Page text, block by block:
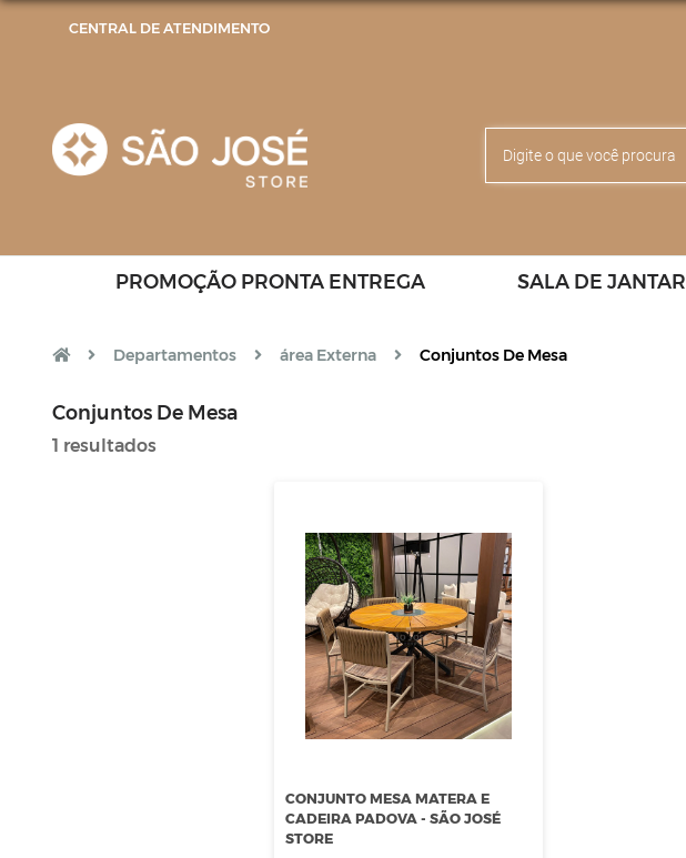
CENTRAL DE ATENDIMENTO
PROMOÇÃO PRONTA ENTREGA SALA DE JANTAR
Departamentos área Externa Conjuntos De Mesa
Conjuntos De Mesa
1 resultados